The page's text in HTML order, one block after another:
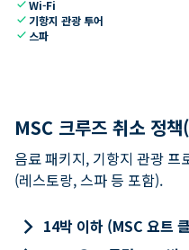
checkWi-Fi
check 기항지 관광 투어
check 스파
MSC 크루즈 취소 정
음료 패키지, 기항지 관광 프
(레스토랑, 스파 등 포함).
keyboard_arrow_right 14박 이하 (MSC 요트